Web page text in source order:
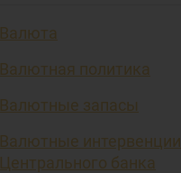
Валюта
Валютная политика
Валютные запасы
Валютные интервенции
Центрального банка